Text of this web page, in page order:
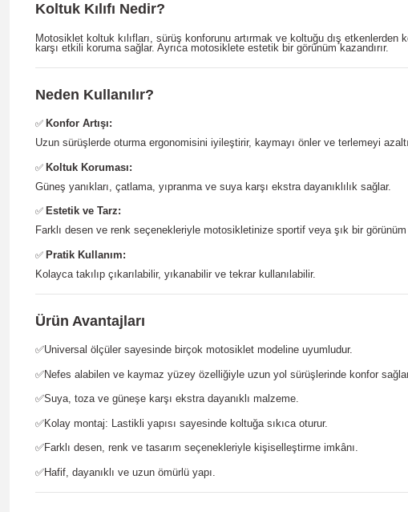
Koltuk Kılıfı Nedir?
Motosiklet koltuk kılıfları, sürüş konforunu artırmak ve koltuğu dış
karşı etkili koruma sağlar. Ayrıca motosiklete estetik bir görünüm kazandırır.
Neden Kullanılır?
✅ Konfor Artışı:
Uzun sürüşlerde oturma ergonomisini iyileştirir, kaymayı önler ve terlemeyi
✅ Koltuk Koruması:
Güneş yanıkları, çatlama, yıpranma ve suya karşı ekstra dayanıklılık sağlar.
✅ Estetik ve Tarz:
Farklı desen ve renk seçenekleriyle motosikletinize sportif veya şık bir
✅ Pratik Kullanım:
Kolayca takılıp çıkarılabilir, yıkanabilir ve tekrar kullanılabilir.
Ürün Avantajları
✅Universal ölçüler sayesinde birçok motosiklet modeline uyumludur.
✅Nefes alabilen ve kaymaz yüzey özelliğiyle uzun yol sürüşlerinde konfor
✅Suya, toza ve güneşe karşı ekstra dayanıklı malzeme.
✅Kolay montaj: Lastikli yapısı sayesinde koltuğa sıkıca oturur.
✅Farklı desen, renk ve tasarım seçenekleriyle kişiselleştirme imkânı.
✅Hafif, dayanıklı ve uzun ömürlü yapı.